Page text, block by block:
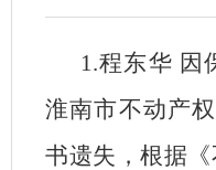
1.程东华 因
淮南市不动产
书遗失，根据